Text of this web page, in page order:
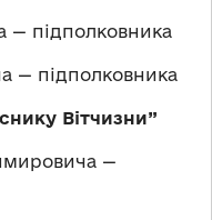
— підполковника
— підполковника
Вітчизни”
—